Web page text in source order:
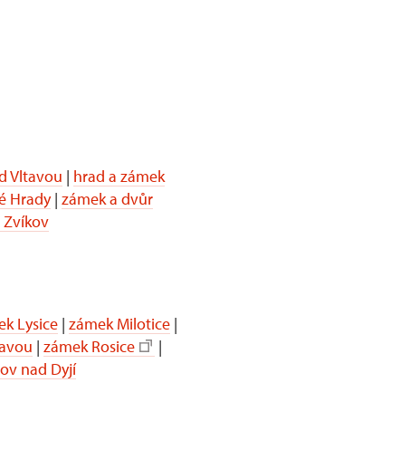
Vltavou | hrad a zámek
Hrady| zámek a dvůr
Zvíkov
Lysice | zámek Milotice |
| zámek Rosice
|
nad Dyjí